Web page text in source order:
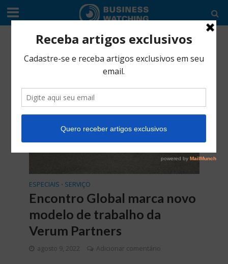
Categoria -Especiais SERVIÇO
ESPECIAIS • SERVIÇO
Encontro Global marca novo
modelo de trabalho da
Verum Partners
agosto 9, 2022 Adicionar comentário